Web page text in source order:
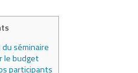
séminaire
le budget
participants